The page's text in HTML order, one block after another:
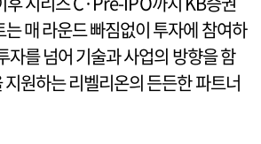
매 라운드 빠짐없이 투자에 참여하
자를 넘어 기술과 사업의 방향을 함
원하는 리벨리온의 든든한 파트너